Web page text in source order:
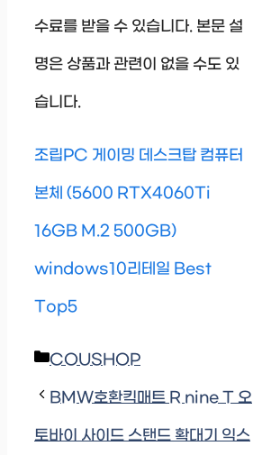
수료를 받을 수 있습니다. 본문 설
명은 상품과 관련이 없을 수도 있
습니다.
조립PC 게이밍 데스크탑 컴퓨터
본체 (5600 RTX4060Ti
16GB M.2 500GB)
windows10리테일 Best
Top5
Categories
COUSHOP
BMW호환킥매트 R nine T 오
토바이 사이드 스탠드 확대기 익스